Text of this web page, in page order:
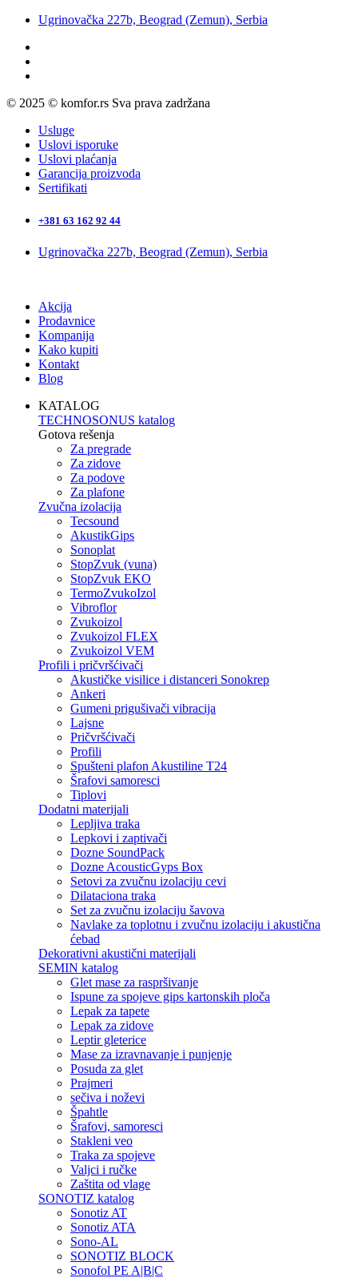
Ugrinovačka 227b, Beograd (Zemun), Serbia
© 2025 © komfor.rs Sva prava zadržana
Usluge
Uslovi isporuke
Uslovi plaćanja
Garancija proizvoda
Sertifikati
+381 63 162 92 44
Ugrinovačka 227b, Beograd (Zemun), Serbia
Akcija
Prodavnice
Kompanija
Kako kupiti
Kontakt
Blog
KATALOG
TECHNOSONUS katalog
Gotova rešenja
Za pregrade
Za zidove
Za podove
Za plafone
Zvučna izolacija
Tecsound
AkustikGips
Sonoplat
StopZvuk (vuna)
StopZvuk EKO
TermoZvukoIzol
Vibroflor
Zvukoizol
Zvukoizol FLEX
Zvukoizol VEM
Profili i pričvršćivači
Akustičke visilice i distanceri Sonokrep
Ankeri
Gumeni prigušivači vibracija
Lajsne
Pričvršćivači
Profili
Spušteni plafon Akustiline T24
Šrafovi samoresci
Tiplovi
Dodatni materijali
Lepljiva traka
Lepkovi i zaptivači
Dozne SoundPack
Dozne AcousticGyps Box
Setovi za zvučnu izolaciju cevi
Dilataciona traka
Set za zvučnu izolaciju šavova
Navlake za toplotnu i zvučnu izolaciju i akustična
ćebad
Dekorativni akustični materijali
SEMIN katalog
Glet mase za raspršivanje
Ispune za spojeve gips kartonskih ploča
Lepak za tapete
Lepak za zidove
Leptir gleterice
Mase za izravnavanje i punjenje
Posuda za glet
Prajmeri
sečiva i noževi
Špahtle
Šrafovi, samoresci
Stakleni veo
Traka za spojeve
Valjci i ručke
Zaštita od vlage
SONOTIZ katalog
Sonotiz AT
Sonotiz ATA
Sono-AL
SONOTIZ BLOCK
Sonofol PE A|B|C